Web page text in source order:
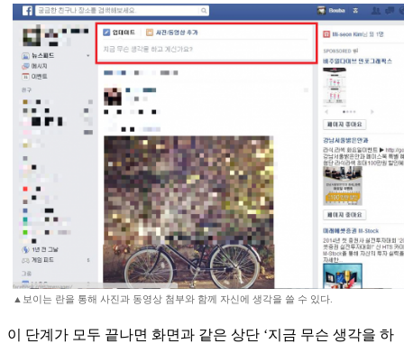
▲보이는 란을 통해 사진과 동영상 첨부와 함께 자신에 생각을 쓸 수 있다.
이 단계가 모두 끝나면 화면과 같은 상단 ‘지금 무슨 생각을 하